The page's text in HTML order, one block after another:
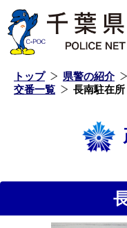
トップ 県警の紹介
交番一覧
長南駐在所